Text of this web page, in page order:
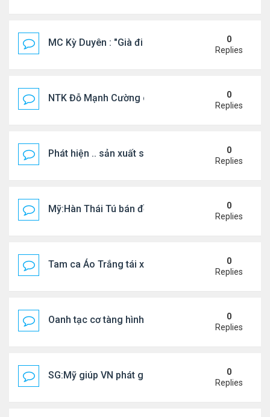
MC Kỳ Duyên : "Già đi cũng là một đặc ân"
0
Replies
NTK Đỗ Mạnh Cường chi 100 triệu đồng thuê...
0
Replies
Phát hiện .. sản xuất sữa 'pha bột giặt'
0
Replies
Mỹ:Hàn Thái Tú bán đồ ăn online mưu sinh
0
Replies
Tam ca Áo Trắng tái xuất trên sân khấu
0
Replies
Oanh tạc cơ tàng hình đáng sợ nhất thế giới
0
Replies
SG:Mỹ giúp VN phát giác xưởng sản xuất giày
0
Replies